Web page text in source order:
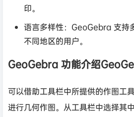
印。
语言多样性：GeoGebra 支持
不同地区的用户。
GeoGebra 功能介绍
可以借助工具栏中所提供的作图工
进行几何作图。从工具栏中选择其